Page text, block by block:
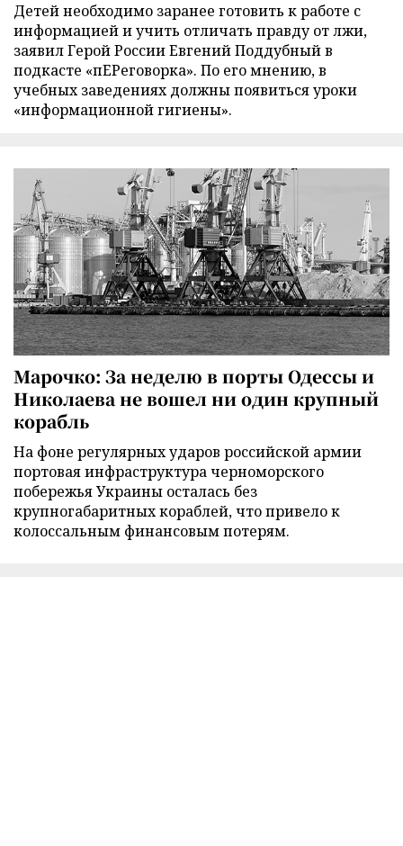
Детей необходимо заранее готовить к работе с
информацией и учить отличать правду от лжи,
заявил Герой России Евгений Поддубный в
подкасте «пЕРеговорка». По его мнению, в
учебных заведениях должны появиться уроки
«информационной гигиены».
Марочко: За неделю в порты Одессы и
Николаева не вошел ни один крупный
корабль
На фоне регулярных ударов российской армии
портовая инфраструктура черноморского
побережья Украины осталась без
крупногабаритных кораблей, что привело к
колоссальным финансовым потерям.